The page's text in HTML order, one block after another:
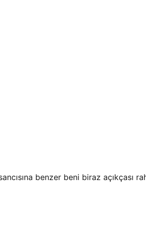
benzer beni biraz açıkçası